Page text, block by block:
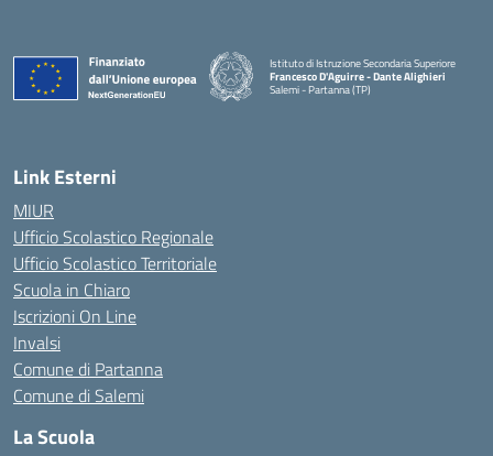
Istituto di Istruzione Secondaria Superiore
Francesco D'Aguirre - Dante Alighieri
Salemi - Partanna (TP)
Link Esterni
MIUR
Ufficio Scolastico Regionale
Ufficio Scolastico Territoriale
Scuola in Chiaro
Iscrizioni On Line
Invalsi
Comune di Partanna
Comune di Salemi
La Scuola